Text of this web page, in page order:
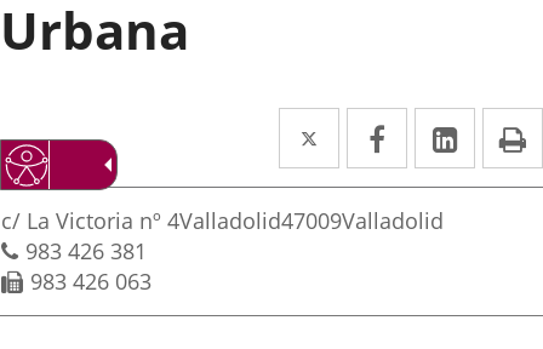
Urbana
Twitter
Enlace
a
una
Facebook
Enlace
a
una
Enlace
a
Postal
address
c/ La Victoria nº 4Valladolid47009Valladolid
Phones
983 426 381
Fax
983 426 063